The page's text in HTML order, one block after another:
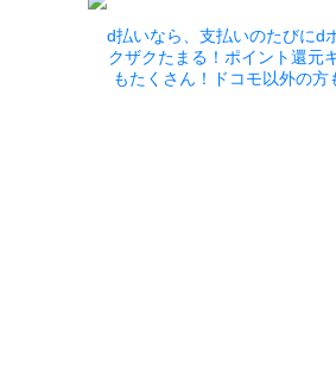
d払いなら、支払いのたびにd
クザクたまる！ポイント還元
もたくさん！ドコモ以外の方